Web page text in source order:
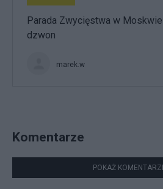
Parada Zwycięstwa w
dzwon
marek.w
Komentarze
POKAŻ